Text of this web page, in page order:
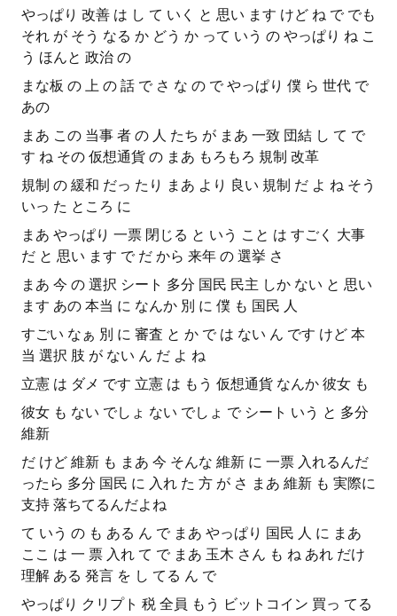
やっぱり 改善 は し て いく と 思い ます けど ね で でも
それ が そう なる か どう か って いう の やっぱり ね こ
う ほんと 政治 の
まな板 の 上 の 話 で さ な の で やっぱり 僕 ら 世代 で
あの
まあ この 当事 者 の 人 たち が まあ 一致 団結 し て で
す ね その 仮想通貨 の まあ もろもろ 規制 改革
規制 の 緩和 だっ たり まあ より 良い 規制 だ よ ね そう
いっ た ところ に
まあ やっぱり 一票 閉じる と いう こと は すごく 大事
だ と 思い ます で だ から 来年 の 選挙 さ
まあ 今 の 選択 シート 多分 国民 民主 しか ない と 思い
ます あの 本当 に なんか 別 に 僕 も 国民 人
すごい なぁ 別 に 審査 と か で は ない ん です けど 本
当 選択 肢 が ない ん だ よ ね
立憲 は ダメ です 立憲 は もう 仮想通貨 なんか 彼女 も
彼女 も ない でしょ ない でしょ で シート いう と 多分
維新
だ けど 維新 も まあ 今 そんな 維新 に 一票 入れるんだ
ったら 多分 国民 に 入れ た 方 が さ まあ 維新 も 実際に
支持 落ちてるんだよね
て いう の も ある ん で まあ やっぱり 国民 人 に まあ
ここ は 一 票 入れ て で まあ 玉木 さん も ね あれ だけ
理解 ある 発言 を し てる ん で
やっぱり クリプト 税 全員 もう ビットコイン 買っ てる